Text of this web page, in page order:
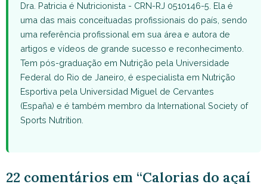
Dra. Patricia é Nutricionista - CRN-RJ 0510146-5. Ela é
uma das mais conceituadas profissionais do país, sendo
uma referência profissional em sua área e autora de
artigos e vídeos de grande sucesso e reconhecimento.
Tem pós-graduação em Nutrição pela Universidade
Federal do Rio de Janeiro, é especialista em Nutrição
Esportiva pela Universidad Miguel de Cervantes
(España) e é também membro da International Society of
Sports Nutrition.
22 comentários em “Calorias do açaí